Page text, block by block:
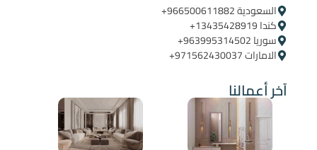
السعودية ‪+966500611882‬ ‪ ‪
كندا ‪+13435428919
سوريا ‪+963995314502
الامارات ‪+971562430037
آخر أعمالنا